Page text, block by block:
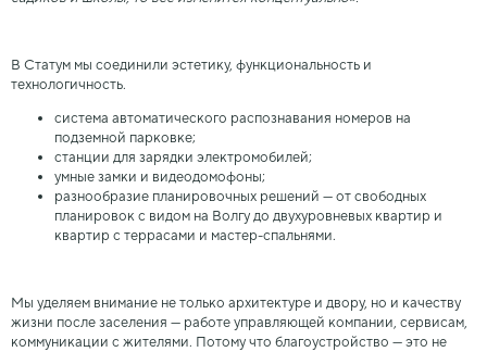
В Статум мы соединили эстетику, функциональность и
технологичность.
система автоматического распознавания номеров на
подземной парковке;
станции для зарядки электромобилей;
умные замки и видеодомофоны;
разнообразие планировочных решений — от свободных
планировок с видом на Волгу до двухуровневых квартир и
квартир с террасами и мастер-спальнями.
Мы уделяем внимание не только архитектуре и двору, но и качеству
жизни после заселения — работе управляющей компании, сервисам,
коммуникации с жителями. Потому что благоустройство — это не